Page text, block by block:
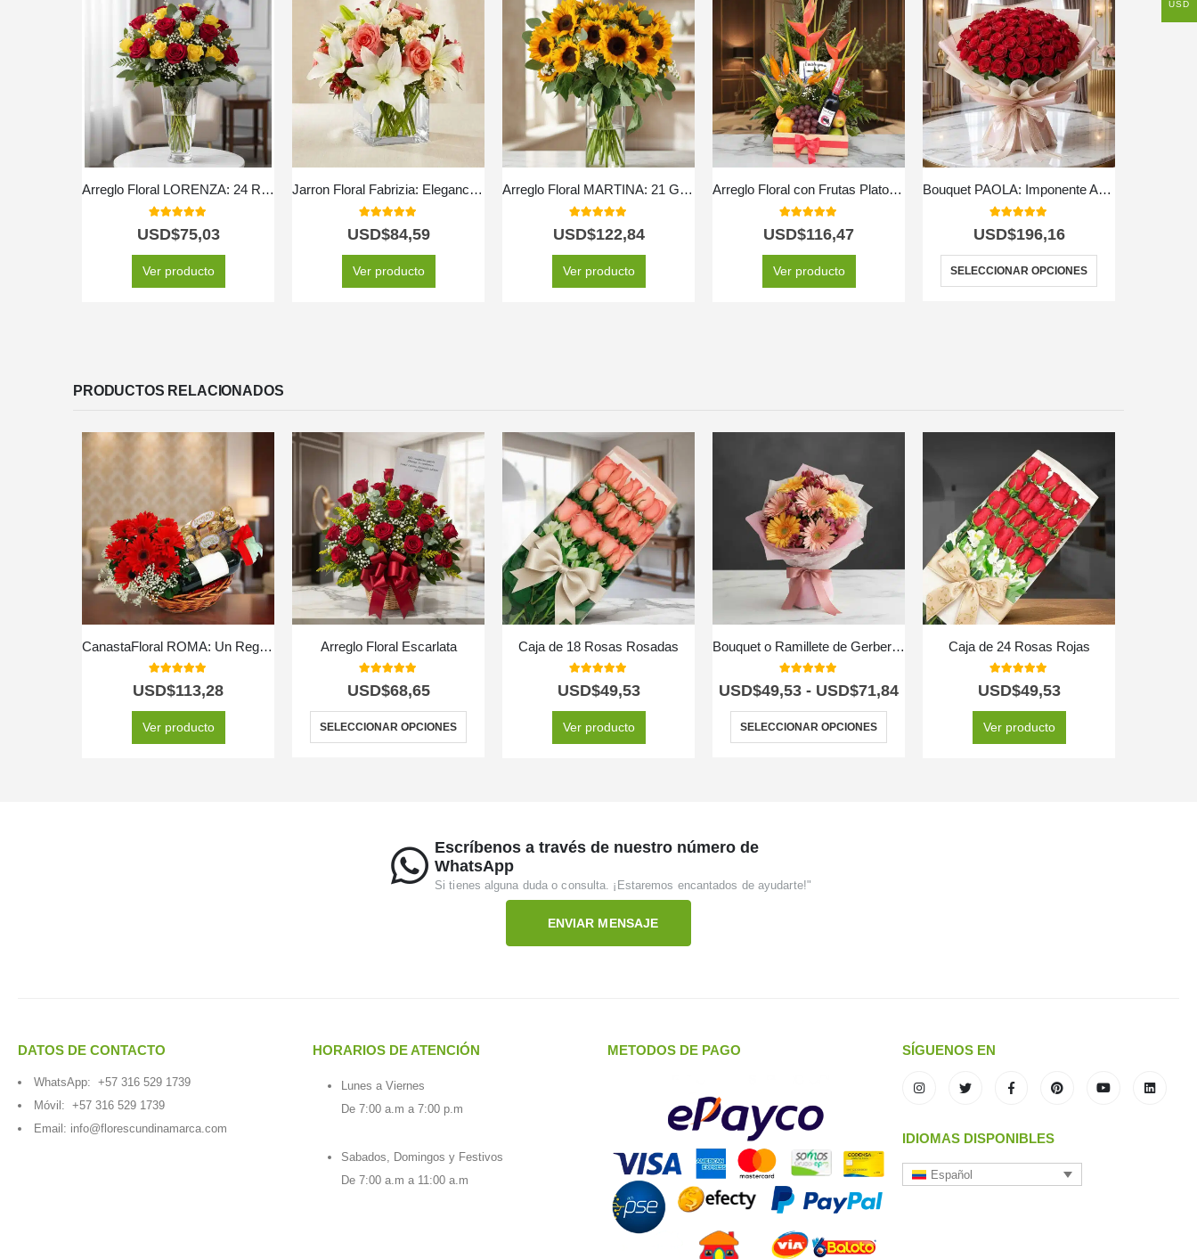
Arreglo Floral LORENZA: 24 Rosas Rojas y Amarillas Llenas de Vida ⚜️
USD$75,03
Ver producto
Jarron Floral Fabrizia: Elegancia en Rosas Rosadas y Lirios 🤍
USD$84,59
Ver producto
Arreglo Floral MARTINA: 21 Girasoles para Iluminar el Alma 🌻
USD$122,84
Ver producto
Arreglo Floral con Frutas Platonia
USD$116,47
Ver producto
Bouquet PAOLA: Imponente Arreglo con 72 Espectaculares Rosas 🌹
USD$196,16
SELECCIONAR OPCIONES
PRODUCTOS RELACIONADOS
CanastaFloral ROMA: Un Regalo Inolvidable con Vino y Chocolates. 🎁
5.00out of 5
USD$113,28
Ver producto
Arreglo Floral Escarlata
out of 5
USD$68,65
SELECCIONAR OPCIONES
Caja de 18 Rosas Rosadas
out of 5
USD$49,53
Ver producto
Bouquet o Ramillete de Gerberas Multicolor
USD$49,53 - USD$71,84
SELECCIONAR OPCIONES
Caja de 24 Rosas Rojas
out of 5
USD$49,53
Ver producto
Escríbenos a través de nuestro número de
WhatsApp
Si tienes alguna duda o consulta. ¡Estaremos encantados de ayudarte!"
ENVIAR MENSAJE
DATOS DE CONTACTO
WhatsApp: +57 316 529 1739
Móvil: +57 316 529 1739
Email: info@florescundinamarca.com
HORARIOS DE ATENCIÓN
Lunes a Viernes
De 7:00 a.m a 7:00 p.m
Sabados, Domingos y Festivos
De 7:00 a.m a 11:00 a.m
METODOS DE PAGO SÍGUENOS EN
IDIOMAS DISPONIBLES
Español
USD